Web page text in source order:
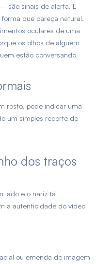
são sinais de alerta. É
que pareça natural.
oculares de uma
os olhos de alguém
estão conversando
rosto, pode indicar uma
um simples recorte de
dos traços
lado e o nariz tá
a autenticidade do vídeo
ou emenda de imagem